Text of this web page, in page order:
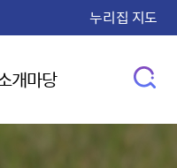
누리집 지도
개마당